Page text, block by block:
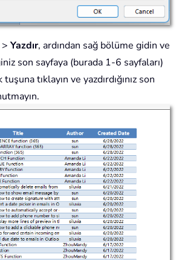
> Yazdır, ardından sağ bölüme gidin ve
son sayfaya (burada 1-6 sayfaları)
tıklayın ve yazdırdığınız son